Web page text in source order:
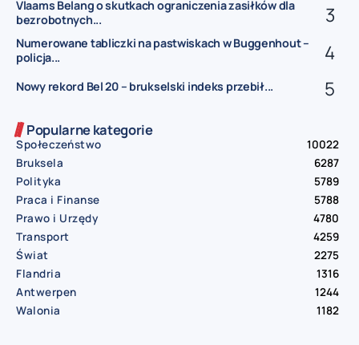
Vlaams Belang o skutkach ograniczenia zasiłków dla
bezrobotnych...
Numerowane tabliczki na pastwiskach w Buggenhout –
policja...
Nowy rekord Bel 20 – brukselski indeks przebił...
Popularne kategorie
Społeczeństwo
10022
Bruksela
6287
Polityka
5789
Praca i Finanse
5788
Prawo i Urzędy
4780
Transport
4259
Świat
2275
Flandria
1316
Antwerpen
1244
Walonia
1182